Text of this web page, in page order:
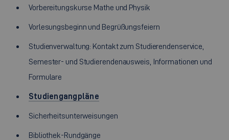
Vorbereitungskurse Mathe und Physik
Vorlesungsbeginn und Begrüßungsfeiern
Studienverwaltung: Kontakt zum Studierendenservice,
Semester- und Studierendenausweis, Informationen und
Formulare
Studiengangpläne
Sicherheitsunterweisungen
Bibliothek-Rundgänge